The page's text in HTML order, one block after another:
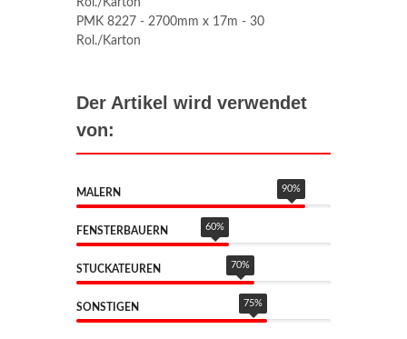
PMK 8227 - 2700mm x 17m - 30
Rol./Karton
Der Artikel wird verwendet
von:
MALERN 90%
FENSTERBAUERN 60%
STUCKATEUREN 70%
SONSTIGEN 75%